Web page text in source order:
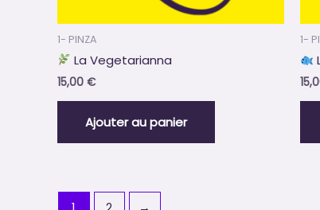
1- PINZA
La Vegetarianna
15,00 €
Ajouter au panier
1-